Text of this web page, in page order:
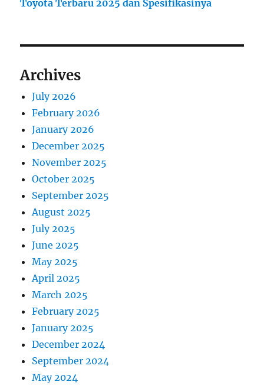
Toyota Terbaru 2025 dan Spesifikasinya
Archives
July 2026
February 2026
January 2026
December 2025
November 2025
October 2025
September 2025
August 2025
July 2025
June 2025
May 2025
April 2025
March 2025
February 2025
January 2025
December 2024
September 2024
May 2024